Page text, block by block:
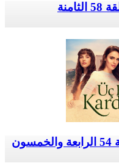
مسلسل ثلاث اخوات 2 الحلقة 58 الثامنة
مسلسل ثلاث اخوات الحلقة 54 الرابعة والخمسون